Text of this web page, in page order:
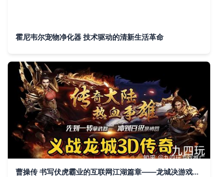
霍尼韦尔宠物净化器 技术驱动的清新生活革命
曹操传 书写伏虎霸业的互联网江湖篇章——龙城决游戏特色解析与平衡哲思